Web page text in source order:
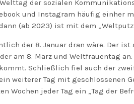
der sozialen
und Instagram häufig einher
(ab 2023) ist mit dem
der 8. Januar dran wäre. Der
am 8. März und Weltfrauentag
Schließlich fiel auch der
weiterer Tag mit geschlossenen
Wochen jeder Tag ein „Tag der